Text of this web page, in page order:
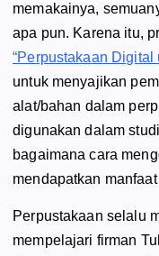
memakainya,
apa pun. Karena itu,
“Perpustakaan Digital
untuk menyajikan
alat/bahan dalam
digunakan dalam
bagaimana cara
mendapatkan
Perpustakaan selalu
mempelajari firman